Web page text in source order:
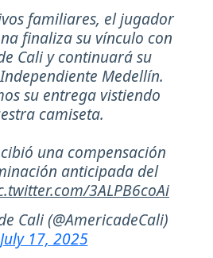
familiares, el jugador
finaliza su vínculo con
Cali y continuará su
Medellín.
su entrega vistiendo
camiseta.
una compensación
anticipada del
3ALPB6coAi
Cali (@AmericadeCali)
July 17, 2025